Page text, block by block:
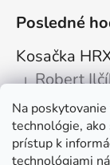
Na
technológie, ako
prístup k
technológiami
Posledné
Kosačka
Hodnotenie
| Robert
Super.